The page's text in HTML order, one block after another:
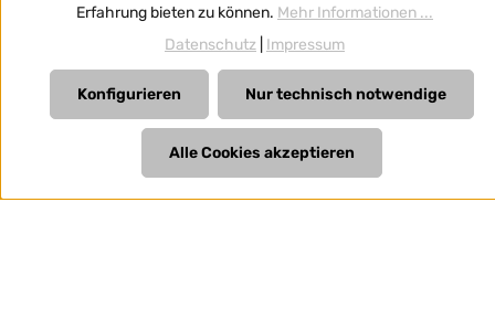
und ggf. Nachnahmegebühren, wenn nicht anders
angegeben.
Erfahrung bieten zu können. Mehr Informationen ...
Datenschutz Impressum
Nur technisch notwendige
Konfigurieren
Alle Cookies akzeptieren